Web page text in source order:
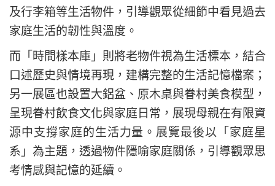
及行李箱等生活物件，引導觀眾從細節中看見過去
家庭生活的韌性與溫度。
而「時間樣本庫」則將老物件視為生活標本，結合
口述歷史與情境再現，建構完整的生活記憶檔案；
另一展區也設置大鋁盆、原木桌與眷村美食模型，
呈現眷村飲食文化與家庭日常，展現母親在有限資
源中支撐家庭的生活力量。展覽最後以「家庭星
系」為主題，透過物件隱喻家庭關係，引導觀眾思
考情感與記憶的延續。